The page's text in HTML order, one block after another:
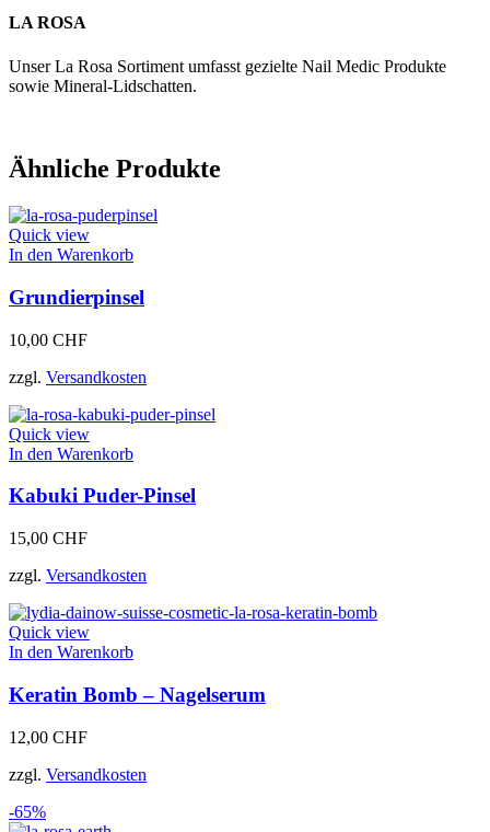
LA ROSA
Unser La Rosa Sortiment umfasst gezielte Nail Medic Produkte
sowie Mineral-Lidschatten.
Ähnliche Produkte
Quick view
In den Warenkorb
Grundierpinsel
10,00 CHF
zzgl. Versandkosten
Quick view
In den Warenkorb
Kabuki Puder-Pinsel
15,00 CHF
zzgl. Versandkosten
Quick view
In den Warenkorb
Keratin Bomb – Nagelserum
12,00 CHF
zzgl. Versandkosten
-65%